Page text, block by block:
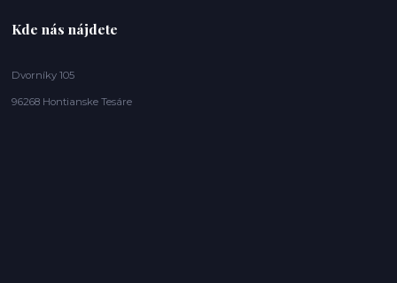
Kde nás nájdete
Dvorníky 105
96268 Hontianske Tesáre